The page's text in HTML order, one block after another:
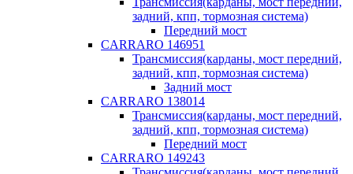
задний, кпп, тормозная система)
Передний мост
CARRARO 146951
Трансмиссия(карданы, мост передний,
задний, кпп, тормозная система)
Задний мост
CARRARO 138014
Трансмиссия(карданы, мост передний,
задний, кпп, тормозная система)
Передний мост
CARRARO 149243